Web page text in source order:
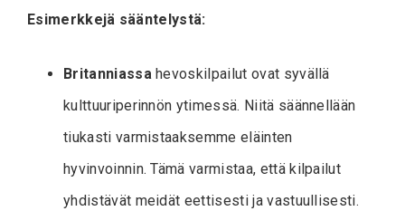
Esimerkkejä sääntelystä:
Britanniassahevoskilpailut ovat syvällä
kulttuuriperinnön ytimessä. Niitä säännellään
tiukasti varmistaaksemme eläinten
hyvinvoinnin. Tämä varmistaa, että kilpailut
yhdistävät meidät eettisesti ja vastuullisesti.